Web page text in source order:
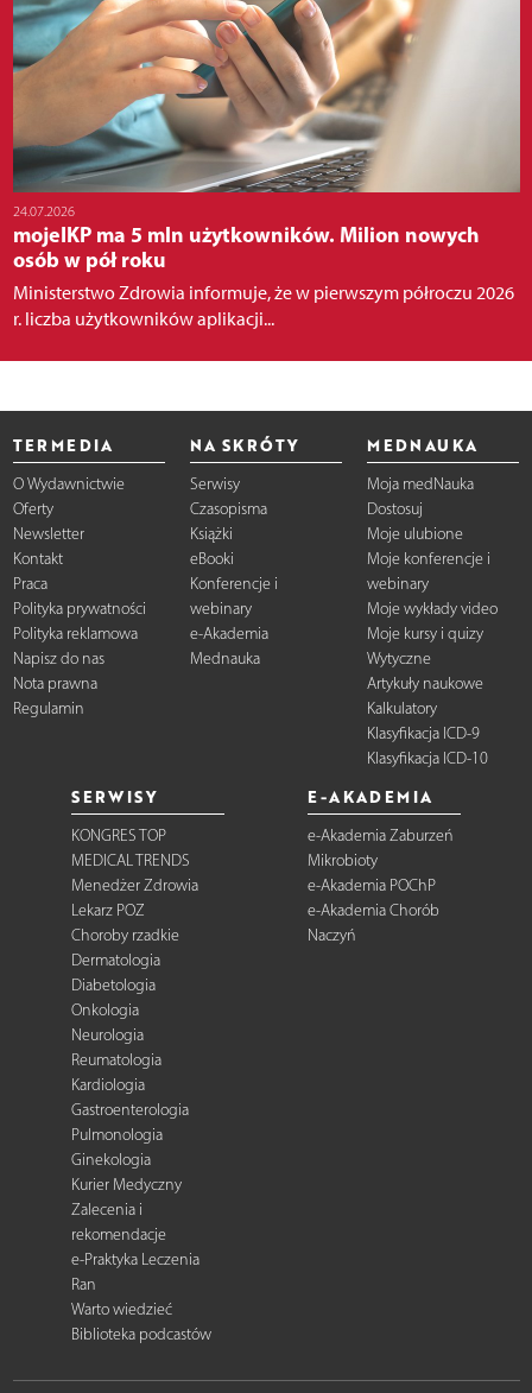
24.07.2026
mojeIKP ma 5 mln użytkowników. Milion nowych
osób w pół roku
Ministerstwo Zdrowia informuje, że w pierwszym półroczu 2026
r. liczba użytkowników aplikacji...
TERMEDIA
O Wydawnictwie
Oferty
Newsletter
Kontakt
Praca
Polityka prywatności
Polityka reklamowa
Napisz do nas
Nota prawna
Regulamin
NA SKRÓTY
Serwisy
Czasopisma
Książki
eBooki
Konferencje i
webinary
e-Akademia
Mednauka
MEDNAUKA
Moja medNauka
Dostosuj
Moje ulubione
Moje konferencje i
webinary
Moje wykłady video
Moje kursy i quizy
Wytyczne
Artykuły naukowe
Kalkulatory
Klasyfikacja ICD-9
Klasyfikacja ICD-10
SERWISY
KONGRES TOP
MEDICAL TRENDS
Menedżer Zdrowia
Lekarz POZ
Choroby rzadkie
Dermatologia
Diabetologia
Onkologia
Neurologia
Reumatologia
Kardiologia
Gastroenterologia
Pulmonologia
Ginekologia
Kurier Medyczny
Zalecenia i
rekomendacje
e-Praktyka Leczenia
Ran
Warto wiedzieć
Biblioteka podcastów
E-AKADEMIA
e-Akademia Zaburzeń
Mikrobioty
e-Akademia POChP
e-Akademia Chorób
Naczyń